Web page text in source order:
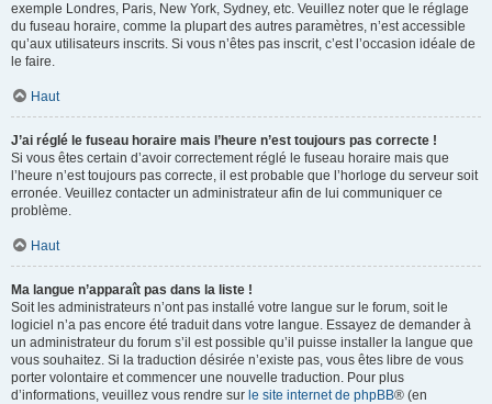
exemple Londres, Paris, New York, Sydney, etc. Veuillez noter que le réglage
du fuseau horaire, comme la plupart des autres paramètres, n’est accessible
qu’aux utilisateurs inscrits. Si vous n’êtes pas inscrit, c’est l’occasion idéale de
le faire.
Haut
J’ai réglé le fuseau horaire mais l’heure n’est toujours pas correcte !
Si vous êtes certain d’avoir correctement réglé le fuseau horaire mais que
l’heure n’est toujours pas correcte, il est probable que l’horloge du serveur soit
erronée. Veuillez contacter un administrateur afin de lui communiquer ce
problème.
Haut
Ma langue n’apparaît pas dans la liste !
Soit les administrateurs n’ont pas installé votre langue sur le forum, soit le
logiciel n’a pas encore été traduit dans votre langue. Essayez de demander à
un administrateur du forum s’il est possible qu’il puisse installer la langue que
vous souhaitez. Si la traduction désirée n’existe pas, vous êtes libre de vous
porter volontaire et commencer une nouvelle traduction. Pour plus
d’informations, veuillez vous rendre sur le site internet de phpBB® (en